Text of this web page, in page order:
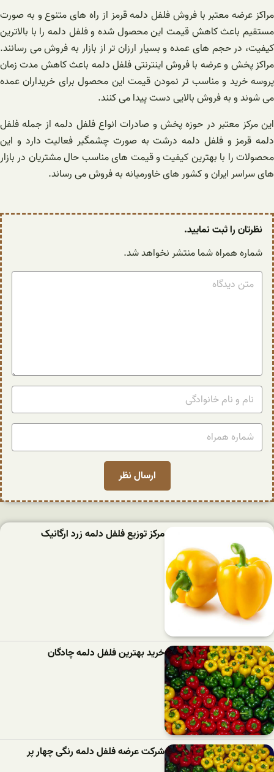
مراکز عرضه معتبر با فروش فلفل دلمه قرمز از راه های متنوع و به صورت
مستقیم باعث کاهش قیمت این محصول شده و فلفل دلمه را با بالاترین
کیفیت، در حجم های عمده و بسیار ارزان تر از بازار به فروش می رسانند.
مراکز پخش و عرضه با فروش اینترنتی فلفل دلمه باعث کاهش مدت زمان
پروسه خرید و مناسب تر نمودن قیمت این محصول برای خریداران عمده
می شوند و به فروش بالایی دست پیدا می کنند.
این مرکز معتبر در حوزه پخش و صادرات انواع فلفل دلمه از جمله فلفل
دلمه قرمز و فلفل دلمه درشت به صورت چشمگیر فعالیت دارد و این
محصولات را با بهترین کیفیت و قیمت های مناسب حال مشتریان در بازار
های سراسر ایران و کشور های خاورمیانه به فروش می رساند.
نظرتان را ثبت نمایید.
شماره همراه شما منتشر نخواهد شد.
مرکز توزیع فلفل دلمه زرد ارگانیک
خرید بهترین فلفل دلمه‌ چادگان
شرکت عرضه فلفل دلمه رنگی چهار پر